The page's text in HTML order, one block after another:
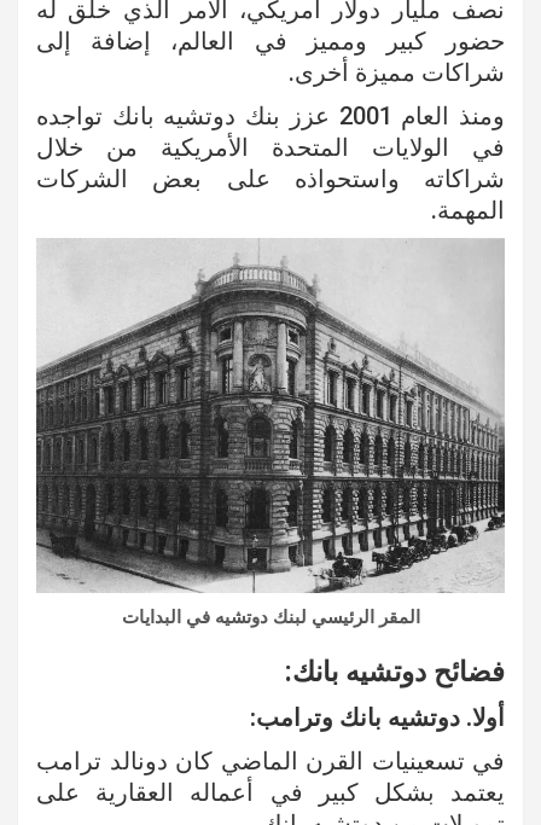
نصف مليار دولار أمريكي، الأمر الذي خلق له
حضور كبير ومميز في العالم، إضافة إلى
شراكات مميزة أخرى.
ومنذ العام 2001 عزز بنك دوتشيه بانك تواجده
في الولايات المتحدة الأمريكية من خلال
شراكاته واستحواذه على بعض الشركات
المهمة.
المقر الرئيسي لبنك دوتشيه في البدايات
فضائح دوتشيه بانك:
أولا. دوتشيه بانك وترامب:
في تسعينيات القرن الماضي كان دونالد ترامب
يعتمد بشكل كبير في أعماله العقارية على